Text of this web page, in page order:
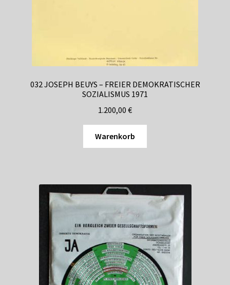
032 JOSEPH BEUYS – FREIER DEMOKRATISCHER
SOZIALISMUS 1971
1.200,00 €
Warenkorb